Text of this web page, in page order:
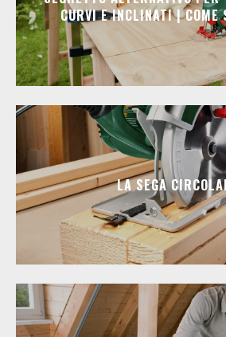
CURVI E INCLINATI | COME
LA SEGA